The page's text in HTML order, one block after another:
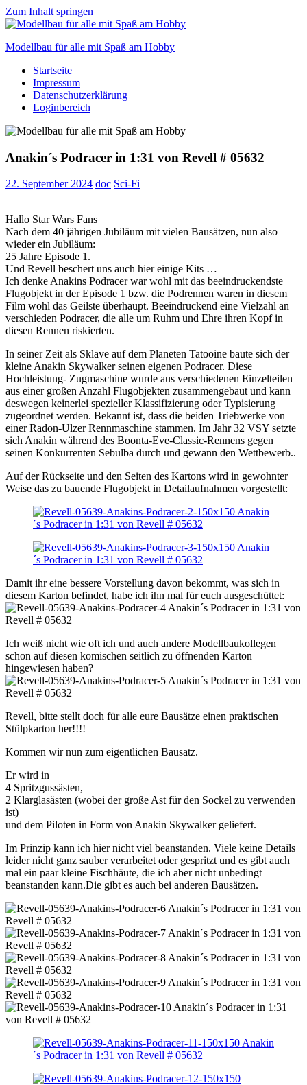
Zum Inhalt springen
Modellbau für alle mit Spaß am Hobby
Scale
modelling
to
Startseite
Impressum
Datenschutzerklärung
Loginbereich
Anakin´s Podracer in 1:31 von Revell # 05632
22. September 2024 doc Sci-Fi
Hallo Star Wars Fans
Nach dem 40 jährigen Jubiläum mit vielen Bausätzen, nun also
wieder ein Jubiläum:
25 Jahre Episode 1.
Und Revell beschert uns auch hier einige Kits …
Ich denke Anakins Podracer war wohl mit das beeindruckendste
Flugobjekt in der Episode 1 bzw. die Podrennen waren in diesem
Film wohl das Geilste überhaupt. Beeindruckend eine Vielzahl an
verschieden Podracer, die alle um Ruhm und Ehre ihren Kopf in
diesen Rennen riskierten.
In seiner Zeit als Sklave auf dem Planeten Tatooine baute sich der
kleine Anakin Skywalker seinen eigenen Podracer. Diese
Hochleistung- Zugmaschine wurde aus verschiedenen Einzelteilen
aus einer großen Anzahl Flugobjekten zusammengebaut und kann
deswegen keinerlei spezieller Klassifizierung oder Typisierung
zugeordnet werden. Bekannt ist, dass die beiden Triebwerke von
einer Radon-Ulzer Rennmaschine stammen. Im Jahr 32 VSY setzte
sich Anakin während des Boonta-Eve-Classic-Rennens gegen
seinen Konkurrenten Sebulba durch und gewann den Wettbewerb..
Auf der Rückseite und den Seiten des Kartons wird in gewohnter
Weise das zu bauende Flugobjekt in Detailaufnahmen vorgestellt:
Damit ihr eine bessere Vorstellung davon bekommt, was sich in
diesem Karton befindet, habe ich ihn mal für euch ausgeschüttet:
Ich weiß nicht wie oft ich und auch andere Modellbaukollegen
schon auf diesen komischen seitlich zu öffnenden Karton
hingewiesen haben?
Revell, bitte stellt doch für alle eure Bausätze einen praktischen
Stülpkarton her!!!!
Kommen wir nun zum eigentlichen Bausatz.
Er wird in
4 Spritzgussästen,
2 Klarglasästen (wobei der große Ast für den Sockel zu verwenden
ist)
und dem Piloten in Form von Anakin Skywalker geliefert.
Im Prinzip kann ich hier nicht viel beanstanden. Viele keine Details
leider nicht ganz sauber verarbeitet oder gespritzt und es gibt auch
mal ein paar kleine Fischhäute, die ich aber nicht unbedingt
beanstanden kann.Die gibt es auch bei anderen Bausätzen.